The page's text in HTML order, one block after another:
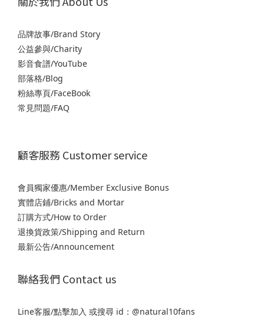
品牌故事/Brand Story
公益參與/Charity
影音食譜/YouTube
部落格/Blog
粉絲專頁/FaceBook
常見問題/FAQ
顧客服務 Customer service
會員獨家優惠/Member Exclusive Bonus
實體店鋪/Bricks and Mortar
訂購方式/How to Order
退換貨政策/Shipping and Return
最新公告/Announcement
聯絡我們 Contact us
Line客服/點擊加入 或搜尋 id：@natural10fans